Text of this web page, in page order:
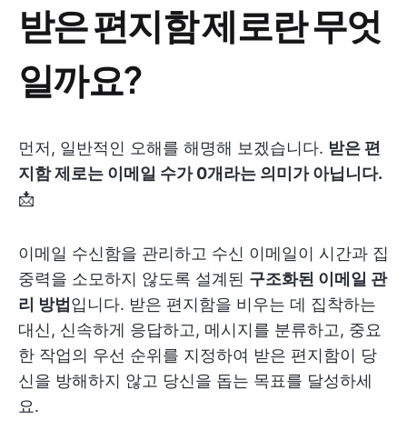
받은 편지함 제로란 무엇
일까요?
먼저, 일반적인 오해를 해명해 보겠습니다. 받은 편
지함 제로는 이메일 수가 0개라는 의미가 아닙니다.
📩
이메일 수신함을 관리하고 수신 이메일이 시간과 집
중력을 소모하지 않도록 설계된 구조화된 이메일 관
리 방법 입니다. 받은 편지함을 비우는 데 집착하는
대신, 신속하게 응답하고, 메시지를 분류하고, 중요
한 작업의 우선 순위를 지정하여 받은 편지함이 당
신을 방해하지 않고 당신을 돕는 목표를 달성하세
요.